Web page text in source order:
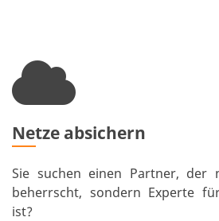
Netze absichern
Sie suchen einen Partner, der
beherrscht, sondern Experte
ist?